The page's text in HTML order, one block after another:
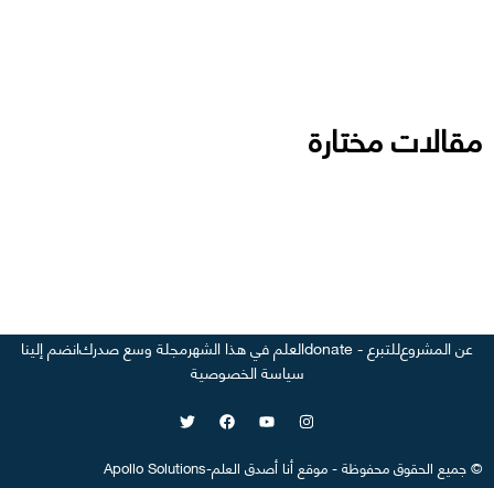
مقالات مختارة
عن المشروعللتبرع - donate العلم في هذا الشهرمجلة وسع صدركانضم إلينا
سياسة الخصوصية
©جميع الحقوق محفوظة-موقعأنا أصدق العلم-
Apollo Solutions